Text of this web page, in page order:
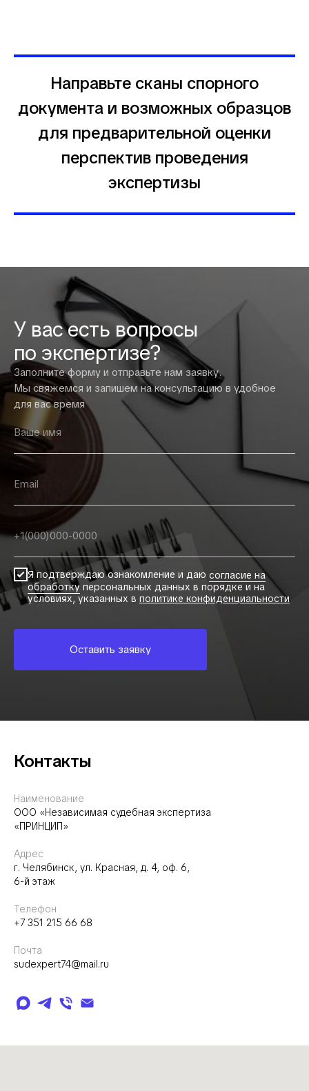
Направьте сканы спорного
документа и возможных образцов
для предварительной оценки
перспектив проведения
экспертизы
У вас есть вопросы
по экспертизе?
Заполните форму и отправьте нам заявку.
Мы свяжемся и запишем на консультацию в удобное
для вас время
Я подтверждаю ознакомление и даю согласие на
обработку персональных данных в порядке и на
условиях, указанных в политике конфиденциальности
Оставить заявку
Контакты
Наименование
ООО «Независимая судебная экспертиза
«ПРИНЦИП»
Адрес
г. Челябинск, ул. Красная, д. 4, оф. 6,
6-й этаж
Телефон
+7 351 215 66 68
Почта
sudexpert74@mail.ru